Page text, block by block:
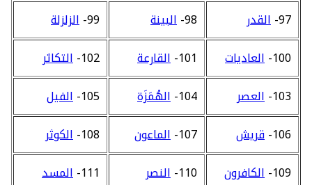
97- القدر 98- البينة 99- الزلزلة
100- العاديات 101- القارعة 102- التكاثر
103- العصر 104- الهُمَزَة 105- الفيل
106- قريش 107- الماعون 108- الكوثر
109- الكافرون 110- النصر 111- المسد